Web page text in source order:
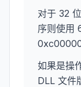
对于 32
序则使用
如果是操
DLL 文件